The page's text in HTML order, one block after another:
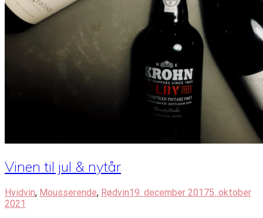
Vinen til jul & nytår
Hvidvin, Mousserende, Rødvin19. december 20175. oktober
2021